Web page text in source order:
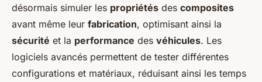
désormais simuler les propriétés des composites
avant même leur fabrication, optimisant ainsi la
sécurité et la performance des véhicules. Les
logiciels avancés permettent de tester différentes
configurations et matériaux, réduisant ainsi les temps